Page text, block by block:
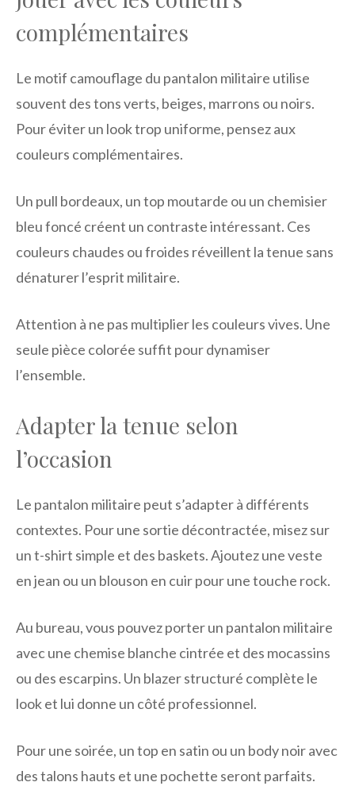
complémentaires
Le motif camouflage du pantalon militaire utilise
souvent des tons verts, beiges, marrons ou noirs.
Pour éviter un look trop uniforme, pensez aux
couleurs complémentaires.
Un pull bordeaux, un top moutarde ou un chemisier
bleu foncé créent un contraste intéressant. Ces
couleurs chaudes ou froides réveillent la tenue sans
dénaturer l’esprit militaire.
Attention à ne pas multiplier les couleurs vives. Une
seule pièce colorée suffit pour dynamiser
l’ensemble.
Adapter la tenue selon
l’occasion
Le pantalon militaire peut s’adapter à différents
contextes. Pour une sortie décontractée, misez sur
un t-shirt simple et des baskets. Ajoutez une veste
en jean ou un blouson en cuir pour une touche rock.
Au bureau, vous pouvez porter un pantalon militaire
avec une chemise blanche cintrée et des mocassins
ou des escarpins. Un blazer structuré complète le
look et lui donne un côté professionnel.
Pour une soirée, un top en satin ou un body noir avec
des talons hauts et une pochette seront parfaits.